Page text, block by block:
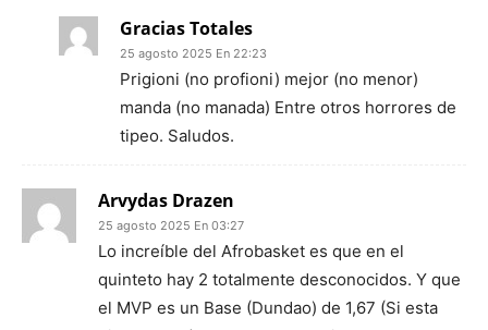
Gracias Totales
25 agosto 2025 En 22:23
Prigioni (no profioni) mejor (no menor)
manda (no manada) Entre otros horrores de
tipeo. Saludos.
Arvydas Drazen
25 agosto 2025 En 03:27
Lo increíble del Afrobasket es que en el
quinteto hay 2 totalmente desconocidos. Y que
el MVP es un Base (Dundao) de 1,67 (Si esta